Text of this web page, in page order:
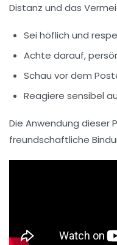
Distanz und das
Sei höflich und
Achte darauf,
Schau vor dem
Reagiere sensibel
Die Anwendung dieser
freundschaftliche